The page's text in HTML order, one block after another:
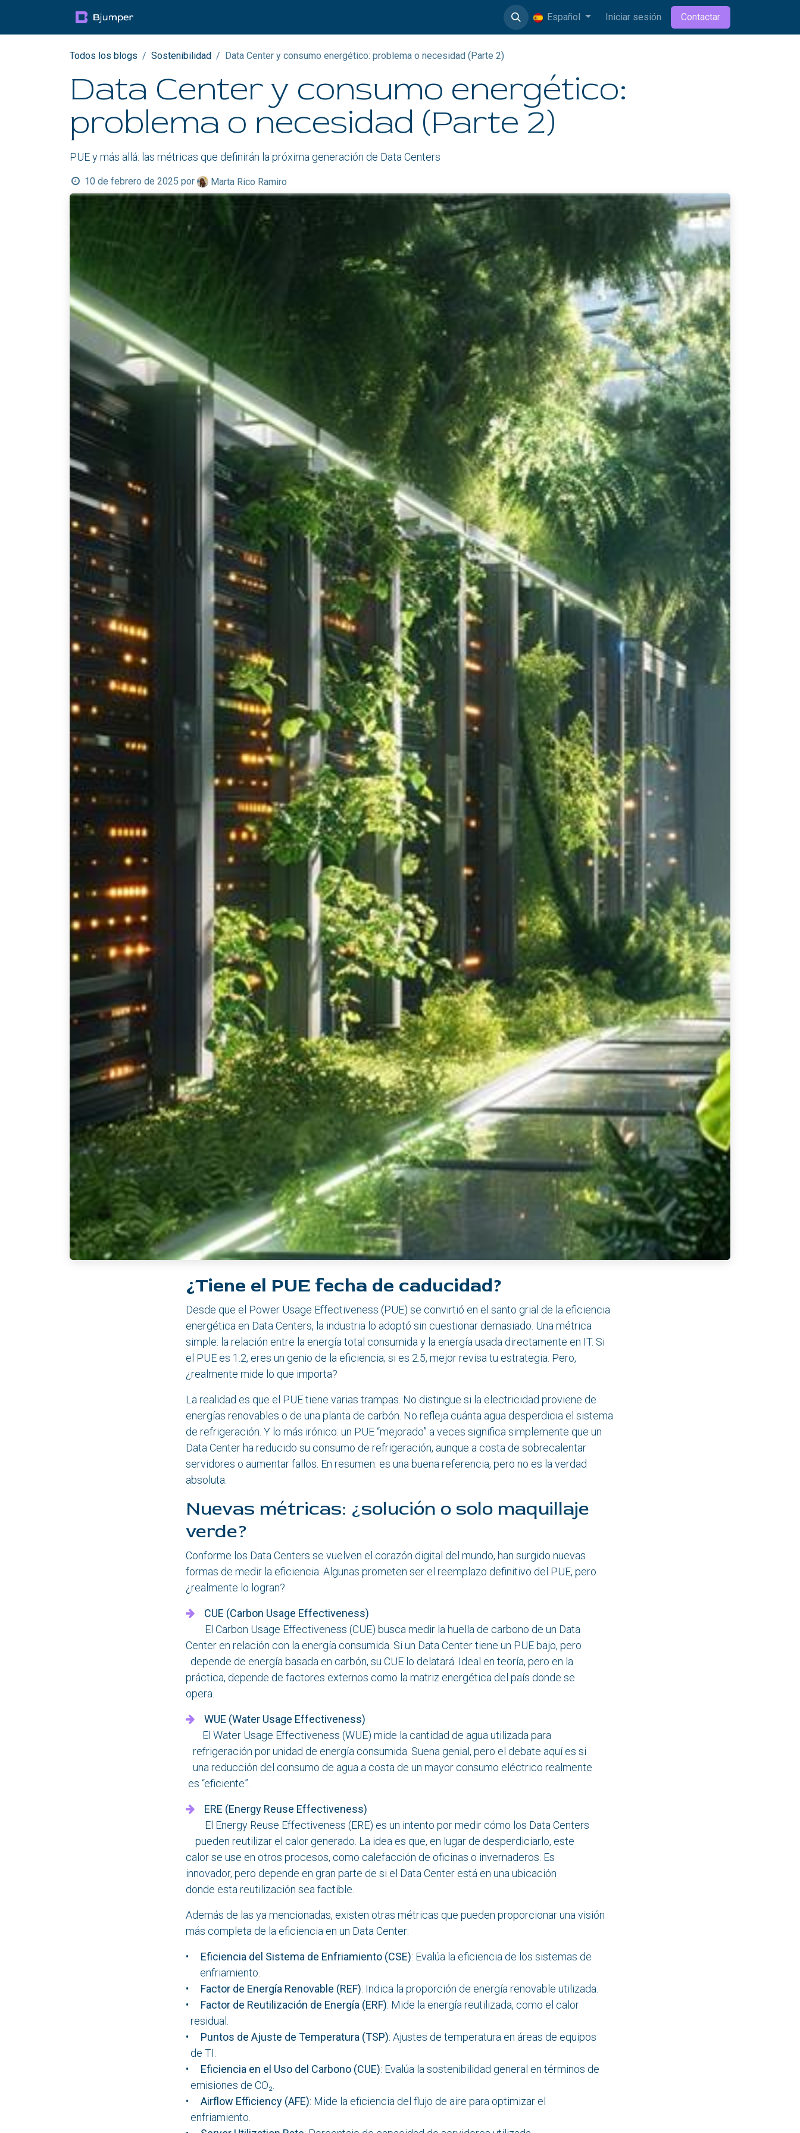
Español Iniciar sesión Contactar
Todos los blogs Sostenibilidad Data Center y consumo energético: problema o necesidad (Parte 2)
Data Center y consumo energético:
problema o necesidad (Parte 2)
PUE y más allá: las métricas que definirán la próxima generación de Data Centers
10 de febrero de 2025 por Marta Rico Ramiro
¿Tiene el PUE fecha de caducidad?
Desde que el Power Usage Effectiveness (PUE) se convirtió en el santo grial de la eficiencia
energética en Data Centers, la industria lo adoptó sin cuestionar demasiado. Una métrica
simple: la relación entre la energía total consumida y la energía usada directamente en IT. Si
el PUE es 1.2, eres un genio de la eficiencia; si es 2.5, mejor revisa tu estrategia. Pero,
¿realmente mide lo que importa?
La realidad es que el PUE tiene varias trampas. No distingue si la electricidad proviene de
energías renovables o de una planta de carbón. No refleja cuánta agua desperdicia el sistema
de refrigeración. Y lo más irónico: un PUE “mejorado” a veces significa simplemente que un
Data Center ha reducido su consumo de refrigeración, aunque a costa de sobrecalentar
servidores o aumentar fallos. En resumen: es una buena referencia, pero no es la verdad
absoluta.
Nuevas métricas: ¿solución o solo maquillaje
verde?
Conforme los Data Centers se vuelven el corazón digital del mundo, han surgido nuevas
formas de medir la eficiencia. Algunas prometen ser el reemplazo definitivo del PUE, pero
¿realmente lo logran?
CUE (Carbon Usage Effectiveness)
El Carbon Usage Effectiveness (CUE) busca medir la huella de carbono de un Data
Center en relación con la energía consumida. Si un Data Center tiene un PUE bajo, pero
depende de energía basada en carbón, su CUE lo delatará. Ideal en teoría, pero en la
práctica, depende de factores externos como la matriz energética del país donde se
opera.
WUE (Water Usage Effectiveness)
El Water Usage Effectiveness (WUE) mide la cantidad de agua utilizada para
refrigeración por unidad de energía consumida. Suena genial, pero el debate aquí es si
una reducción del consumo de agua a costa de un mayor consumo eléctrico realmente
es “eficiente”.
ERE (Energy Reuse Effectiveness)
El Energy Reuse Effectiveness (ERE) es un intento por medir cómo los Data Centers
pueden reutilizar el calor generado. La idea es que, en lugar de desperdiciarlo, este
calor se use en otros procesos, como calefacción de oficinas o invernaderos. Es
innovador, pero depende en gran parte de si el Data Center está en una ubicación
donde esta reutilización sea factible.
Además de las ya mencionadas, existen otras métricas que pueden proporcionar una visión
más completa de la eficiencia en un Data Center:
• Eficiencia del Sistema de Enfriamiento (CSE): Evalúa la eficiencia de los sistemas de
enfriamiento.
• Factor de Energía Renovable (REF): Indica la proporción de energía renovable utilizada.
• Factor de Reutilización de Energía (ERF): Mide la energía reutilizada, como el calor
residual.
• Puntos de Ajuste de Temperatura (TSP): Ajustes de temperatura en áreas de equipos
de TI.
• Eficiencia en el Uso del Carbono (CUE): Evalúa la sostenibilidad general en términos de
emisiones de CO₂.
• Airflow Efficiency (AFE): Mide la eficiencia del flujo de aire para optimizar el
enfriamiento.